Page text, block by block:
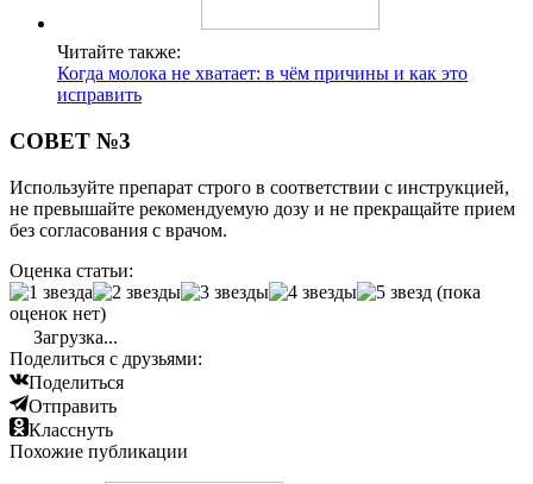
Читайте также:
Когда молока не хватает: в чём причины и как это
исправить
СОВЕТ №3
Используйте препарат строго в соответствии с инструкцией,
не превышайте рекомендуемую дозу и не прекращайте прием
без согласования с врачом.
Оценка статьи:
(пока
оценок нет)
Загрузка...
Поделиться с друзьями:
Поделиться
Отправить
Класснуть
Похожие публикации